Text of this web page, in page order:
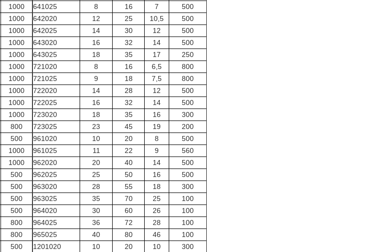
1000 641025 8 16 7
500
1000 642020 12 25 10,5
500
1000 642025 14 30 12
500
1000 643020 16 32 14
500
1000 643025 18 35 17
250
1000 721020 8 16 6,5
800
1000 721025 9 18 7,5
800
1000 722020 14 28 12
500
1000 722025 16 32 14
500
1000 723020 18 35 16
300
800 723025 23 45 19
200
500 961020 10 20 8
500
1000 961025 11 22 9
560
1000 962020 20 40 14
500
500 962025 25 50 16
500
500 963020 28 55 18
300
500 963025 35 70 25
100
500 964020 30 60 26
100
800 964025 36 72 28
100
800 965025 40 80 46
100
500 1201020 10 20 10
300